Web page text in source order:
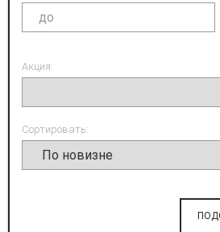
Акция:
Сортировать: